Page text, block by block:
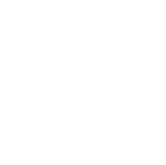
uso dell’Utente (o, se consentito
familiari o della relativa
gestire i Servizi, e non deve
terzi per alcuno scopo.
vendere, trasferire o consentire
le credenziali dell’account.
informazioni (incluse quelle
o alla Piccola azienda)
consentire all’Utente di
familiari, i dipendenti della
o i propri dispositivi per